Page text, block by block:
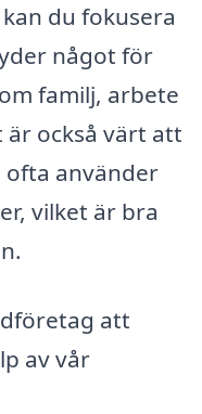
du fokusera
något för
familj, arbete
också värt att
använder
vilket är bra
att
av vår